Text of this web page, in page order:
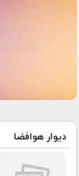
دیوار هوافضا